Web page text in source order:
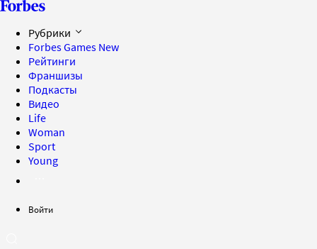
Рубрики
Forbes Games New
Рейтинги
Франшизы
Подкасты
Видео
Life
Woman
Sport
Young
Войти